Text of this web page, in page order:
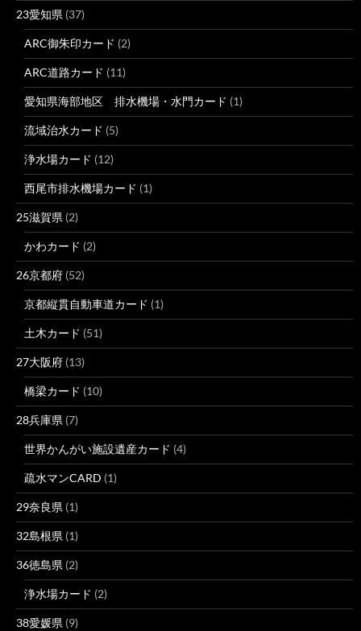
23愛知県 (37)
ARC御朱印カード (2)
ARC道路カード (11)
愛知県海部地区 排水機場・水門カード (1)
流域治水カード (5)
浄水場カード (12)
西尾市排水機場カード (1)
25滋賀県 (2)
かわカード (2)
26京都府 (52)
京都縦貫自動車道カード (1)
土木カード (51)
27大阪府 (13)
橋梁カード (10)
28兵庫県 (7)
世界かんがい施設遺産カード (4)
疏水マンCARD (1)
29奈良県 (1)
32島根県 (1)
36徳島県 (2)
浄水場カード (2)
38愛媛県 (9)